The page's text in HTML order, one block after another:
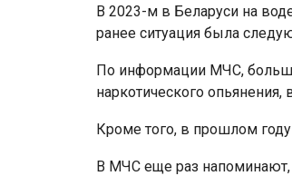
В 2023-м в Беларуси на
ранее ситуация была
По информации МЧС,
наркотического
Кроме того, в прошлом
В МЧС еще раз напоминают,